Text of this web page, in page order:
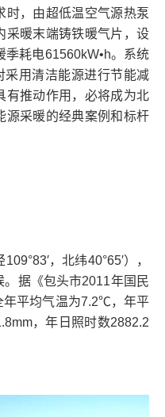
时，由超低温空气源热泵
采暖末端铸铁暖气片，设
耗电61560kW•h。系统
采用清洁能源进行节能减
有推动作用，必将成为北
源采暖的经典案例和标杆
，北纬40°65′），
据《包头市2011年国民
年平均气温为7.2℃，年平
，年日照时数2882.2